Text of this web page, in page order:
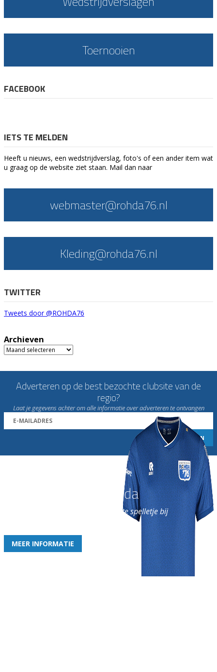
Toernooien
FACEBOOK
IETS TE MELDEN
Heeft u nieuws, een wedstrijdverslag, foto's of een ander item wat
u graag op de website ziet staan. Mail dan naar
webmaster@rohda76.nl
Kleding@rohda76.nl
TWITTER
Tweets door @ROHDA76
Archieven
Archieven
Adverteren op de best bezochte clubsite van de
regio?
Laat je gegevens achter om alle informatie over adverteren te ontvangen
Word nu lid van Rohda
en geniet iedere week van het leukste spelletje bij
MEER INFORMATIE